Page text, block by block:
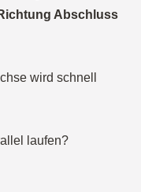
Abschluss
wird schnell
laufen?